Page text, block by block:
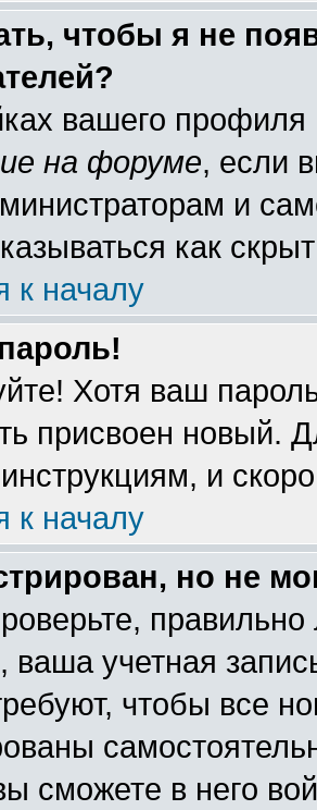
чтобы я не
вашего
на форуме, если
и
как
к началу
Хотя ваш
присвоен новый.
и
к началу
но не
ваша учетная
чтобы все
сможете в него